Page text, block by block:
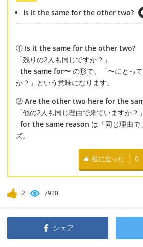
Is it the same for the other two?
① Is it the same for the other two?
「残りの2人も同じですか？」
- the same for〜 の形で、「〜にとっ
か？」という意味になります。
② Are the other two here for the
「他の2人も同じ理由で来ていますか？」
- for the same reason は「同じ理由で
ズ。
役に立った 0
2 7920
シェア